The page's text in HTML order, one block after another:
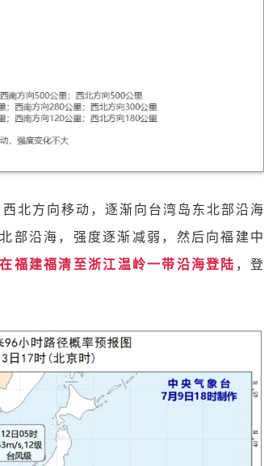
北方向移动， 逐渐向台湾岛东北部沿海
部沿海，强度逐渐减弱，然后向福建中
福建福清至浙江温岭一带沿海登陆 ，登